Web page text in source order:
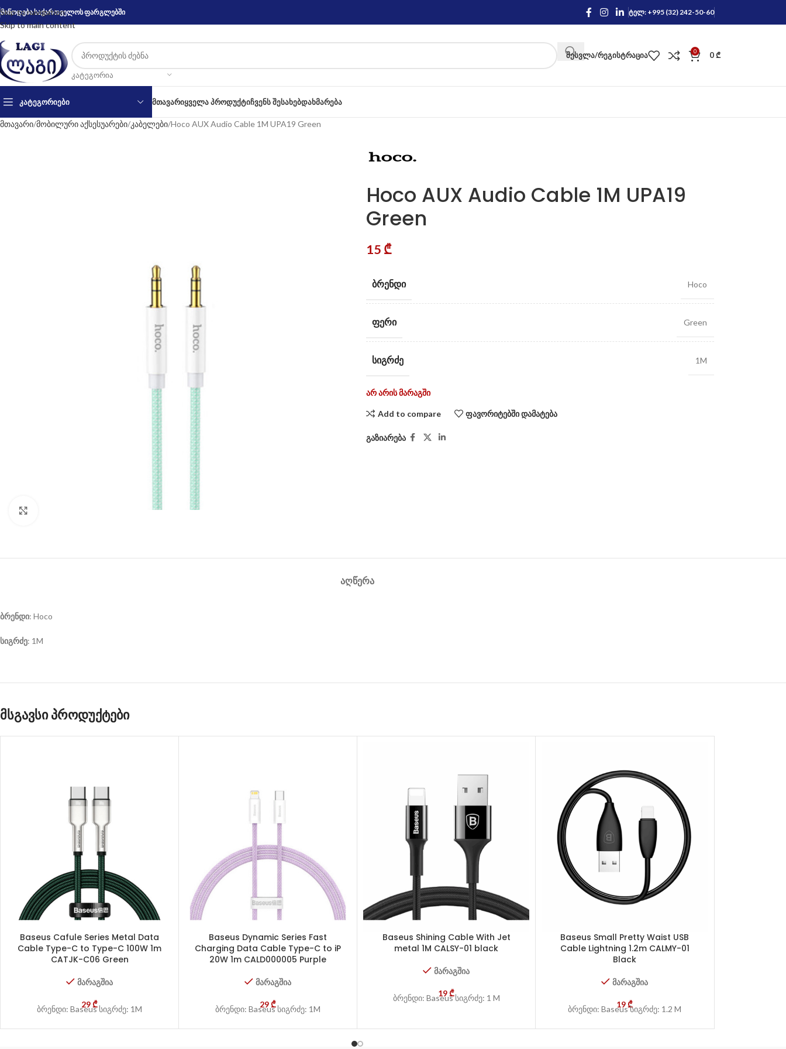
Skip to navigation
Skip to main content
მიწოდება საქართველოს ფარგლებში ტელ: +995 (32) 242-50-60
ᲙᲐᲢᲔᲒᲝᲠᲘᲐ
ᲨᲔᲡᲕᲚᲐ/ᲠᲔᲒᲘᲡᲢᲠᲐᲪᲘᲐ 0 0₾
ᲙᲐᲢᲔᲒᲝᲠᲘᲔᲑᲘ ᲛᲗᲐᲕᲐᲠᲘᲧᲕᲔᲚᲐ ᲞᲠᲝᲓᲣᲥᲢᲘᲩᲕᲔᲜᲡ ᲨᲔᲡᲐᲮᲔᲑᲓᲐᲮᲛᲐᲠᲔᲑᲐ
მთავარი მობილური აქსესუარები კაბელები Hoco AUX Audio Cable 1M UPA19 Green
Hoco AUX Audio Cable 1M UPA19
Green
15 ₾
ᲑᲠᲔᲜᲓᲘ Hoco
ᲤᲔᲠᲘ Green
ᲡᲘᲒᲠᲫᲔ 1M
არ არის მარაგში
Add to compare ფავორიტებში დამატება
გაზიარება
ᲐᲦᲬᲔᲠᲐ
ბრენდი: Hoco
სიგრძე: 1M
მსგავსი პროდუქტები
Baseus Cafule Series Metal Data
Cable Type-C to Type-C 100W 1m
CATJK-C06 Green
მარაგშია
29₾
ბრენდი: Baseus სიგრძე: 1M
Baseus Dynamic Series Fast
Charging Data Cable Type-C to iP
20W 1m CALD000005 Purple
მარაგშია
29₾
ბრენდი: Baseus სიგრძე: 1M
Baseus Shining Cable With Jet
metal 1M CALSY-01 black
მარაგშია
19₾
ბრენდი: Baseus სიგრძე: 1 M
Baseus Small Pretty Waist USB
Cable Lightning 1.2m CALMY-01
Black
მარაგშია
19₾
ბრენდი: Baseus სიგრძე: 1.2 M